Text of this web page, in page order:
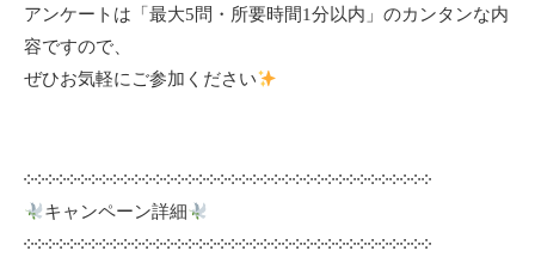
アンケートは「最大5問・所要時間1分以内」のカンタンな内
容ですので、
ぜひお気軽にご参加ください
༶༶༶༶༶༶༶༶༶༶༶༶༶༶༶༶༶༶༶༶༶༶༶༶༶༶༶༶༶༶༶༶༶༶༶༶༶༶
キャンペーン詳細
༶༶༶༶༶༶༶༶༶༶༶༶༶༶༶༶༶༶༶༶༶༶༶༶༶༶༶༶༶༶༶༶༶༶༶༶༶༶